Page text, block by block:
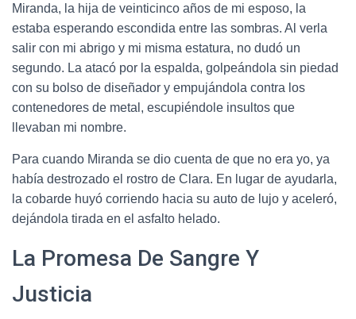
Miranda, la hija de veinticinco años de mi esposo, la
estaba esperando escondida entre las sombras. Al verla
salir con mi abrigo y mi misma estatura, no dudó un
segundo. La atacó por la espalda, golpeándola sin piedad
con su bolso de diseñador y empujándola contra los
contenedores de metal, escupiéndole insultos que
llevaban mi nombre.
Para cuando Miranda se dio cuenta de que no era yo, ya
había destrozado el rostro de Clara. En lugar de ayudarla,
la cobarde huyó corriendo hacia su auto de lujo y aceleró,
dejándola tirada en el asfalto helado.
La Promesa De Sangre Y
Justicia